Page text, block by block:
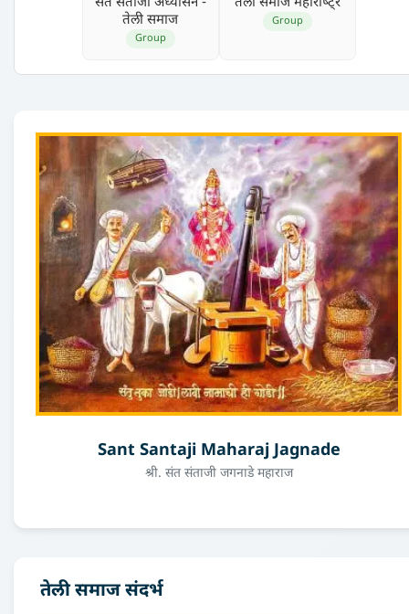
तेली समाज
Group
Group
Sant Santaji Maharaj Jagnade
श्री. संत संताजी जगनाडे महाराज
तेली समाज संदर्भ